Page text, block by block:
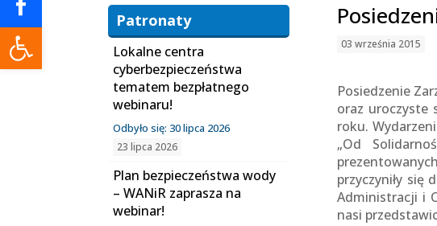
Otwórz pasek narzędzi 03 września 2015
Posiedzenie
oraz uroczyste
roku.
„Od
przyczyniły się
Administracji i
nasi
Patronaty
Lokalne centra
cyberbezpieczeństwa
tematem bezpłatnego
webinaru!
Odbyło się: 30 lipca 2026
23 lipca 2026
Plan bezpieczeństwa wody
– WANiR zaprasza na
webinar!